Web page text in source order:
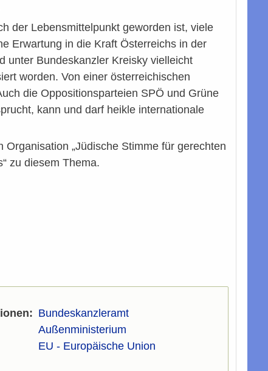
der Lebensmittelpunkt geworden ist, viele
Erwartung in die Kraft Österreichs in der
unter Bundeskanzler Kreisky vielleicht
worden. Von einer österreichischen
die Oppositionsparteien SPÖ und Grüne
kann und darf heikle internationale
„Jüdische Stimme für gerechten
zu diesem Thema.
Bundeskanzleramt
Außenministerium
EU - Europäische Union